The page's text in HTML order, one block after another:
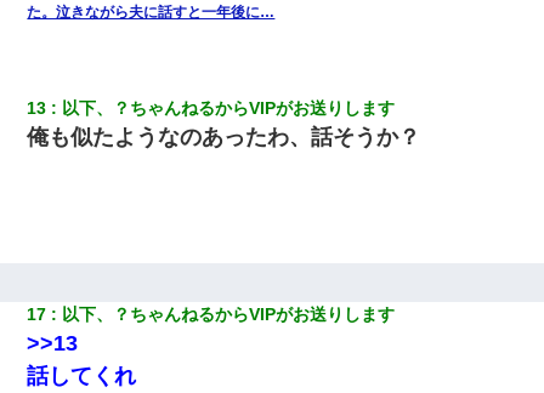
彼氏の家に泊まる事になり、ゲームで盛り上がってさぁ寝よう！
と電気を消すとミシッって音が…彼「ちょっと待ってて」→勢い
転職先が決まったので退職の意思を伝えたら。上司「無責任」
「簡単には辞めさせない」私（どうせ辞めるし…）→ 思いっきり
反論をしてみた
た。泣きながら夫に話すと一年後に…
13 以下、？ちゃんねるからVIPがお送りします
俺も似たようなのあったわ、話そうか？
17 以下、？ちゃんねるからVIPがお送りします
>>13
話してくれ